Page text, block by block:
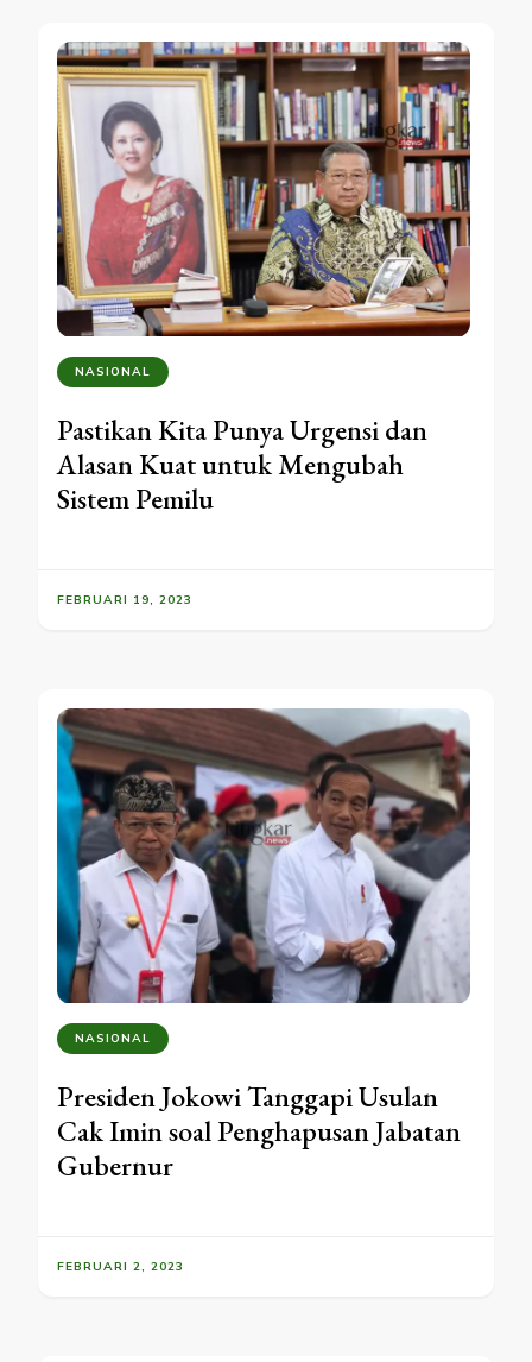
NASIONAL
Pastikan Kita Punya Urgensi dan
Alasan Kuat untuk Mengubah
Sistem Pemilu
FEBRUARI 19, 2023
NASIONAL
Presiden Jokowi Tanggapi Usulan
Cak Imin soal Penghapusan Jabatan
Gubernur
FEBRUARI 2, 2023